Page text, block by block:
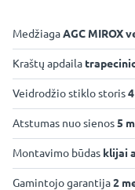
MedžiagaAGC MIROX
Kraštų apdaila
Veidrodžio stiklo storis
Atstumas nuo sienos5
Montavimo būdas klijai
Gamintojo garantija2